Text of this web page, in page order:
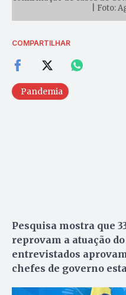
| Foto:
COMPARTILHAR
Pandemia
Pesquisa mostra que
reprovam a atuação
entrevistados
chefes de governo